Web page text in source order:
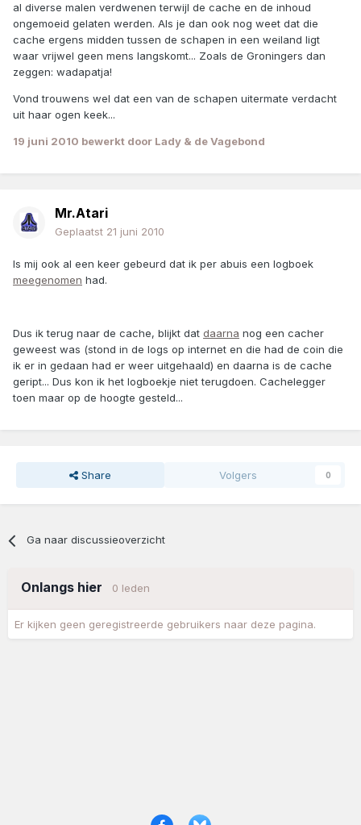
al diverse malen verdwenen terwijl de cache en de inhoud
ongemoeid gelaten werden. Als je dan ook nog weet dat die
cache ergens midden tussen de schapen in een weiland ligt
waar vrijwel geen mens langskomt... Zoals de Groningers dan
zeggen: wadapatja!
Vond trouwens wel dat een van de schapen uitermate verdacht
uit haar ogen keek...
19 juni 2010 bewerkt door Lady & de Vagebond
Mr.Atari
Geplaatst 21 juni 2010
Is mij ook al een keer gebeurd dat ik per abuis een logboek
meegenomen had.
Dus ik terug naar de cache, blijkt dat daarna nog een cacher
geweest was (stond in de logs op internet en die had de coin die
ik er in gedaan had er weer uitgehaald) en daarna is de cache
geript... Dus kon ik het logboekje niet terugdoen. Cachelegger
toen maar op de hoogte gesteld...
Share Volgers 0
Ga naar discussieoverzicht
Onlangs hier 0 leden
Er kijken geen geregistreerde gebruikers naar deze pagina.